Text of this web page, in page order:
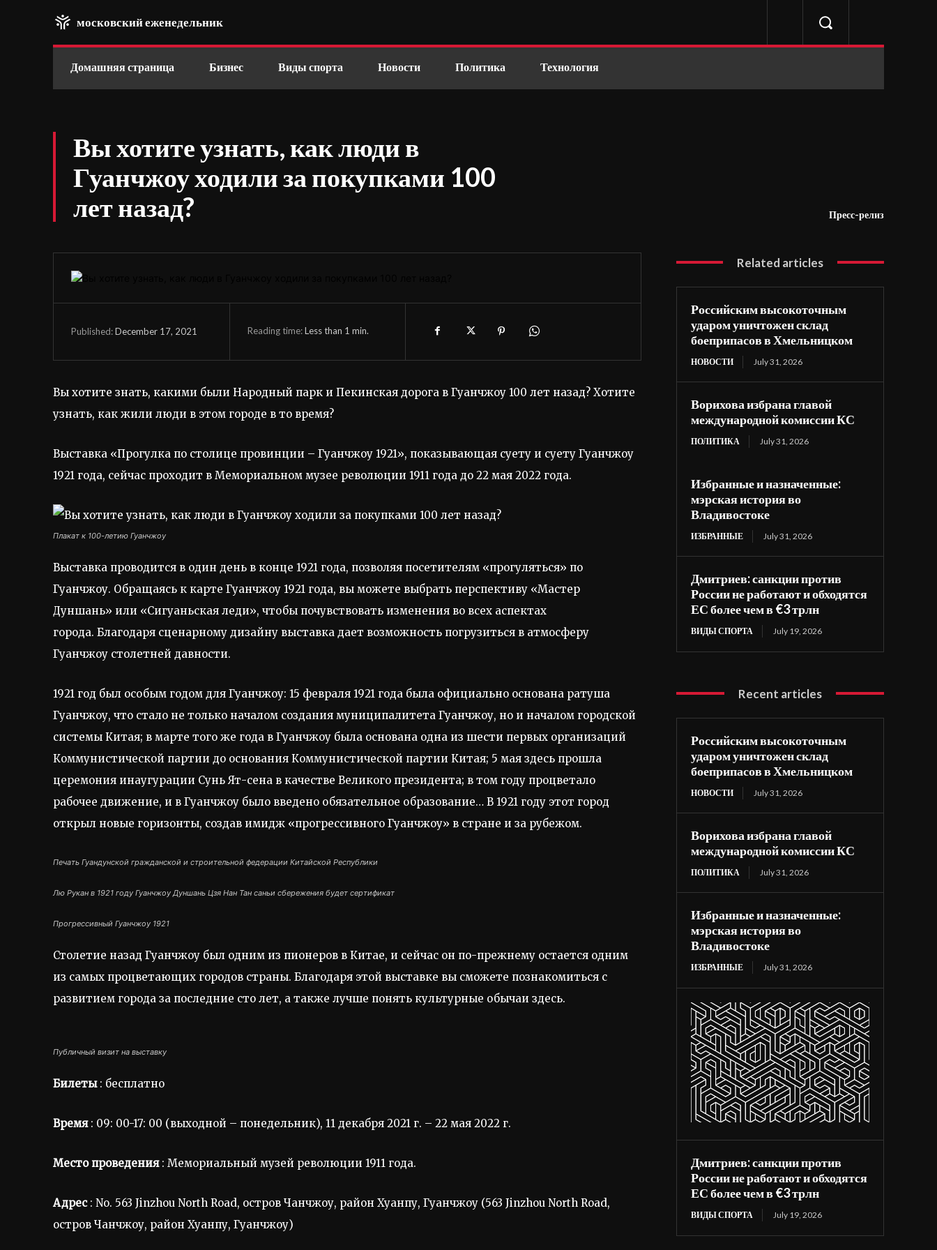
московский еженедельник
Домашняя страница Бизнес Виды спорта Новости Политика Технология
Вы хотите узнать, как люди в
Гуанчжоу ходили за покупками 100
лет назад?
Пресс-релиз
Published:December 17, 2021 Reading time:Less than 1 min.
Вы хотите знать, какими были Народный парк и Пекинская дорога в Гуанчжоу 100 лет назад? Хотите
узнать, как жили люди в этом городе в то время?
Выставка «Прогулка по столице провинции – Гуанчжоу 1921», показывающая суету и суету Гуанчжоу
1921 года, сейчас проходит в Мемориальном музее революции 1911 года до 22 мая 2022 года.
Плакат к 100-летию Гуанчжоу
Выставка проводится в один день в конце 1921 года, позволяя посетителям «прогуляться» по
Гуанчжоу. Обращаясь к карте Гуанчжоу 1921 года, вы можете выбрать перспективу «Мастер
Дуншань» или «Сигуаньская леди», чтобы почувствовать изменения во всех аспектах
города. Благодаря сценарному дизайну выставка дает возможность погрузиться в атмосферу
Гуанчжоу столетней давности.
1921 год был особым годом для Гуанчжоу: 15 февраля 1921 года была официально основана ратуша
Гуанчжоу, что стало не только началом создания муниципалитета Гуанчжоу, но и началом городской
системы Китая; в марте того же года в Гуанчжоу была основана одна из шести первых организаций
Коммунистической партии до основания Коммунистической партии Китая; 5 мая здесь прошла
церемония инаугурации Сунь Ят-сена в качестве Великого президента; в том году процветало
рабочее движение, и в Гуанчжоу было введено обязательное образование… В 1921 году этот город
открыл новые горизонты, создав имидж «прогрессивного Гуанчжоу» в стране и за рубежом.
Печать Гуандунской гражданской и строительной федерации Китайской Республики
Лю Рукан в 1921 году Гуанчжоу Дуншань Цзя Нан Тан саньи сбережения будет сертификат
Прогрессивный Гуанчжоу 1921
Столетие назад Гуанчжоу был одним из пионеров в Китае, и сейчас он по-прежнему остается одним
из самых процветающих городов страны. Благодаря этой выставке вы сможете познакомиться с
развитием города за последние сто лет, а также лучше понять культурные обычаи здесь.
Публичный визит на выставку
Билеты: бесплатно
Время: 09: 00-17: 00 (выходной – понедельник), 11 декабря 2021 г. – 22 мая 2022 г.
Место проведения: Мемориальный музей революции 1911 года.
Адрес: No. 563 Jinzhou North Road, остров Чанчжоу, район Хуанпу, Гуанчжоу (563 Jinzhou North Road,
остров Чанчжоу, район Хуанпу, Гуанчжоу)
Related articles
Российским высокоточным
ударом уничтожен склад
боеприпасов в Хмельницком
НОВОСТИ July 31, 2026
Ворихова избрана главой
международной комиссии КС
ПОЛИТИКА July 31, 2026
Избранные и назначенные:
мэрская история во
Владивостоке
ИЗБРАННЫЕ July 31, 2026
Дмитриев: санкции против
России не работают и обходятся
ЕС более чем в €3 трлн
ВИДЫ СПОРТА July 19, 2026
Recent articles
Российским высокоточным
ударом уничтожен склад
боеприпасов в Хмельницком
НОВОСТИ July 31, 2026
Ворихова избрана главой
международной комиссии КС
ПОЛИТИКА July 31, 2026
Избранные и назначенные:
мэрская история во
Владивостоке
ИЗБРАННЫЕ July 31, 2026
Дмитриев: санкции против
России не работают и обходятся
ЕС более чем в €3 трлн
ВИДЫ СПОРТА July 19, 2026